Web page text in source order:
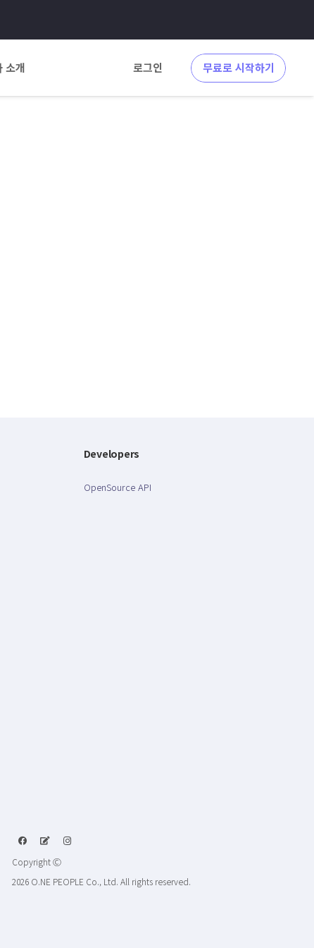
소개 로그인 무료로 시작하기
Developers
OpenSource API
Copyright Ⓒ
2026 O.NE PEOPLE Co., Ltd. All rights reserved.